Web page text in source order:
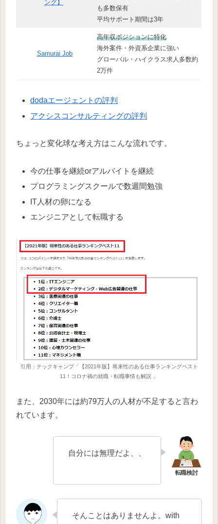
ング】
も多数保有
平均サポート期間は3年
Samurai Job
高年収ポジションに特化
海外案件・外資系企業に強い
グローバル・ハイクラス求人多数約
2万件
dodaエージェントの評判
アクシスコンサルティングの評判
ちょっと変化球な考え方はこんな流れです。
今の仕事を継続orアルバイトを継続
プログラミングスクールで数週間勉強
IT人材の卵になる
エンジニアとして転職する
引用：テックキャンプ「【2021年版】将来性のある仕事ランキングベスト
11！コロナ禍の就職・転職事情も解説 」
また、2030年には約79万人の人材が不足すると言わ
れています。
自分には無理だよ、、
そんことはありませんよ。with